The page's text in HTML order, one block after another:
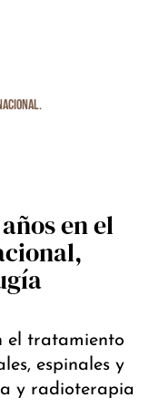
en el
el tratamiento
espinales y
y radioterapia